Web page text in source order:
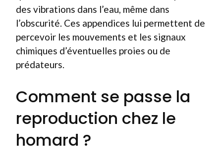
des vibrations dans l’eau, même dans
l’obscurité. Ces appendices lui permettent de
percevoir les mouvements et les signaux
chimiques d’éventuelles proies ou de
prédateurs.
Comment se passe la
reproduction chez le
homard ?